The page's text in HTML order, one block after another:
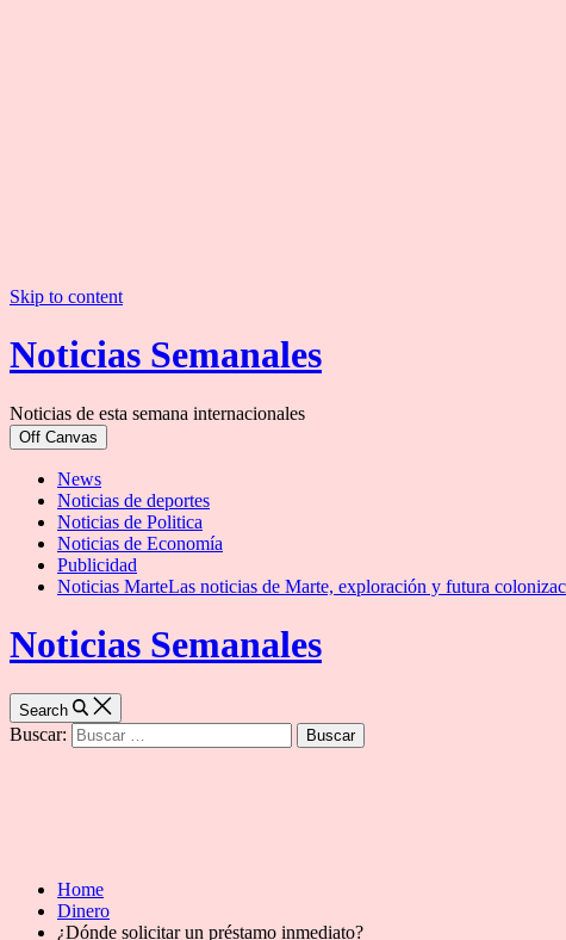
Skip to content
Noticias Semanales
Noticias de esta semana internacionales
Off Canvas
News
Noticias de deportes
Noticias de Politica
Noticias de Economía
Publicidad
Noticias MarteLas noticias de Marte, exploración y futura
Noticias Semanales
Search
Buscar:
Home
Dinero
¿Dónde solicitar un préstamo inmediato?